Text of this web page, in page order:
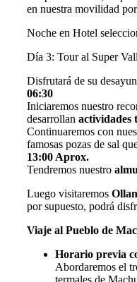
en nuestra movilidad
Noche en Hotel
Día 3: Tour al Super
Disfrutará de su
06:30
Iniciaremos nuestro
desarrollan actividades
Continuaremos con
famosas pozas de sal
13:00 Aprox.
Tendremos nuestro
Luego visitaremos
por supuesto, podrá
Viaje al Pueblo de
Horario previa
Abordaremos el